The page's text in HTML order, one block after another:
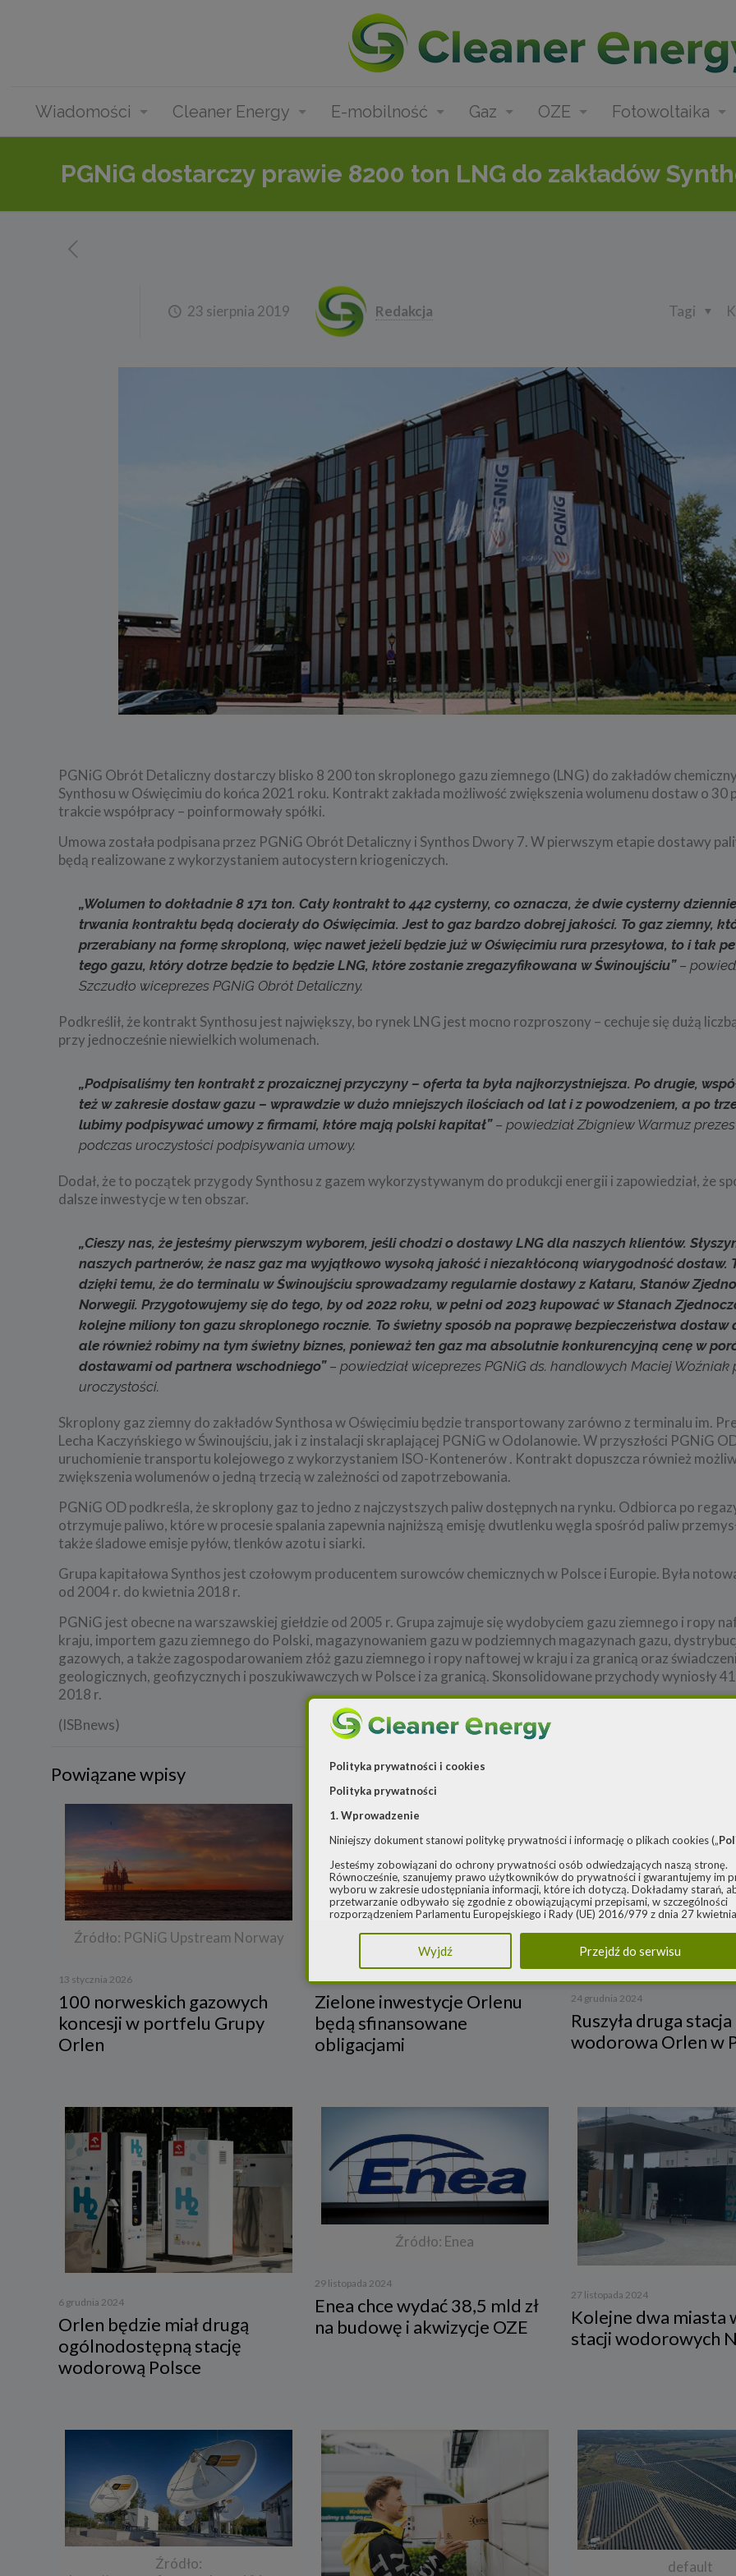
Wiadomości Cleaner Energy E-mobilność Gaz OZE Fotowoltaika
PGNiG dostarczy prawie 8200 ton LNG do zakładów
23 sierpnia 2019 Redakcja Tagi
PGNiG Obrót Detaliczny dostarczy blisko 8 200 ton skroplonego gazu ziemnego (LNG) do zakładów
Synthosu w Oświęcimiu do końca 2021 roku. Kontrakt zakłada możliwość zwiększenia wolumenu dostaw o 30
trakcie współpracy – poinformowały spółki.
Umowa została podpisana przez PGNiG Obrót Detaliczny i Synthos Dwory 7. W pierwszym etapie dostawy
będą realizowane z wykorzystaniem autocystern kriogeniczych.
„Wolumen to dokładnie 8 171 ton. Cały kontrakt to 442 cysterny, co oznacza, że dwie cysterny
trwania kontraktu będą docierały do Oświęcimia. Jest to gaz bardzo dobrej jakości. To gaz ziemny,
przerabiany na formę skroploną, więc nawet jeżeli będzie już w Oświęcimiu rura przesyłowa, to i tak
tego gazu, który dotrze będzie to będzie LNG, które zostanie zregazyfikowana w Świnoujściu”–
Szczudło wiceprezes PGNiG Obrót Detaliczny.
Podkreślił, że kontrakt Synthosu jest największy, bo rynek LNG jest mocno rozproszony – cechuje się dużą
przy jednocześnie niewielkich wolumenach.
„Podpisaliśmy ten kontrakt z prozaicznej przyczyny – oferta ta była najkorzystniejsza. Po drugie,
też w zakresie dostaw gazu – wprawdzie w dużo mniejszych ilościach od lat i z powodzeniem, a po
lubimy podpisywać umowy z firmami, które mają polski kapitał” – powiedział Zbigniew Warmuz
podczas uroczystości podpisywania umowy.
Dodał, że to początek przygody Synthosu z gazem wykorzystywanym do produkcji energii i zapowiedział, że
dalsze inwestycje w ten obszar.
„Cieszy nas, że jesteśmy pierwszym wyborem, jeśli chodzi o dostawy LNG dla naszych klientów.
naszych partnerów, że nasz gaz ma wyjątkowo wysoką jakość i niezakłóconą wiarygodność dostaw.
dzięki temu, że do terminalu w Świnoujściu sprowadzamy regularnie dostawy z Kataru, Stanów
Norwegii. Przygotowujemy się do tego, by od 2022 roku, w pełni od 2023 kupować w Stanach
kolejne miliony ton gazu skroplonego rocznie. To świetny sposób na poprawę bezpieczeństwa dostaw
ale również robimy na tym świetny biznes, ponieważ ten gaz ma absolutnie konkurencyjną cenę w
dostawami od partnera wschodniego”– powiedział wiceprezes PGNiG ds. handlowych Maciej Woźniak
uroczystości.
Skroplony gaz ziemny do zakładów Synthosa w Oświęcimiu będzie transportowany zarówno z terminalu im.
Lecha Kaczyńskiego w Świnoujściu, jak i z instalacji skraplającej PGNiG w Odolanowie. W przyszłości PGNiG
uruchomienie transportu kolejowego z wykorzystaniem ISO-Kontenerów . Kontrakt dopuszcza również
zwiększenia wolumenów o jedną trzecią w zależności od zapotrzebowania.
PGNiG OD podkreśla, że skroplony gaz to jedno z najczystszych paliw dostępnych na rynku. Odbiorca po
otrzymuje paliwo, które w procesie spalania zapewnia najniższą emisję dwutlenku węgla spośród paliw
także śladowe emisje pyłów, tlenków azotu i siarki.
Grupa kapitałowa Synthos jest czołowym producentem surowców chemicznych w Polsce i Europie. Była
od 2004 r. do kwietnia 2018 r.
PGNiG jest obecne na warszawskiej giełdzie od 2005 r. Grupa zajmuje się wydobyciem gazu ziemnego i ropy
kraju, importem gazu ziemnego do Polski, magazynowaniem gazu w podziemnych magazynach gazu,
gazowych, a także zagospodarowaniem złóż gazu ziemnego i ropy naftowej w kraju i za granicą oraz
geologicznych, geofizycznych i poszukiwawczych w Polsce i za granicą. Skonsolidowane przychody wyniosły
2018 r.
(ISBnews)
Powiązane wpisy
Źródło: PGNiG Upstream Norway
13 stycznia 2026
100 norweskich gazowych
koncesji w portfelu Grupy
Orlen
Źródło: PKN Orlen
1 lipca 2025
Zielone inwestycje Orlenu
będą sfinansowane
obligacjami
24 grudnia 2024
Ruszyła druga stacja
wodorowa Orlen w
6 grudnia 2024
Orlen będzie miał drugą
ogólnodostępną stację
wodorową Polsce
Źródło: Enea
29 listopada 2024
Enea chce wydać 38,5 mld zł
na budowę i akwizycje OZE
27 listopada 2024
Kolejne dwa miasta
stacji wodorowych
Źródło:
default
Polityka prywatności i cookies
Polityka prywatności
1. Wprowadzenie
Niniejszy dokument stanowi politykę prywatności i informację o plikach cookies („
Jesteśmy zobowiązani do ochrony prywatności osób odwiedzających naszą stronę.
Równocześnie, szanujemy prawo użytkowników do prywatności i gwarantujemy im
wyboru w zakresie udostępniania informacji, które ich dotyczą. Dokładamy starań,
przetwarzanie odbywało się zgodnie z obowiązującymi przepisami, w szczególności
rozporządzeniem Parlamentu Europejskiego i Rady (UE) 2016/979 z dnia 27
sprawie swobodnego przepływu takich danych oraz uchylenia dyrektywy 95/46/WE
rozporządzenie o ochronie danych) („
”) oraz ustawą z dnia 10 maja 2018 roku o
ochronie danych osobowych („
UODO
2.Administrator danych osobowych
Niniejsza Polityka dotyczy przetwarzania danych osobowych, których
Cleaner Energy spółka z ograniczoną odpowiedzialnością sp. k. z siedzibą w
ul. Dąbrowieckiej 6A lok. 6, 03-932 Warszawa, wpisana do rejestru przedsiębiorców
Krajowego Rejestru Sądowego, prowadzonego przez Sąd Rejonowy dla m. st.
danych osobowych użytkowników.
W sprawach ochrony swoich danych osobowych możesz skontaktować się z nami:
a) pod adresem e-mail:rodo@cleanerenergy.pl
b) pisemnie na adres siedziby Spółki.
3. Zakres przetwarzanych danych
Spółka przetwarza dane, które użytkownicy podają lub udostępniają w historii
aktywności użytkownika na stronie).
Spółka przetwarza również dane, które użytkownik podaje w celu założenia konta lub
korzystania z usługi newslettera, tj. imię, nazwisko, adres e-mail.
b) dopasowania treści serwisu do zainteresowań użytkownika, a także wykrywania
oraz pomiarów statystycznych i udoskonalenia usług, będącego realizacją naszego
uzasadnionego interesu (podstawa z art. 6 ust. 1 lit. f RODO),
c) ewentualnego ustalenia, dochodzenia lub obrony przed roszczeniami będącego
naszego prawnie uzasadnionego w tym interesu (podstawa z art. 6 ust. 1 lit. f RODO).
5. Wymóg podania danych
Podanie danych w celu realizacji usług jest niezbędne do świadczenia tych usług. W
niepodania tych danych usługa nie będzie mogła być świadczona.
Wyjdź Przejdź do serwisu